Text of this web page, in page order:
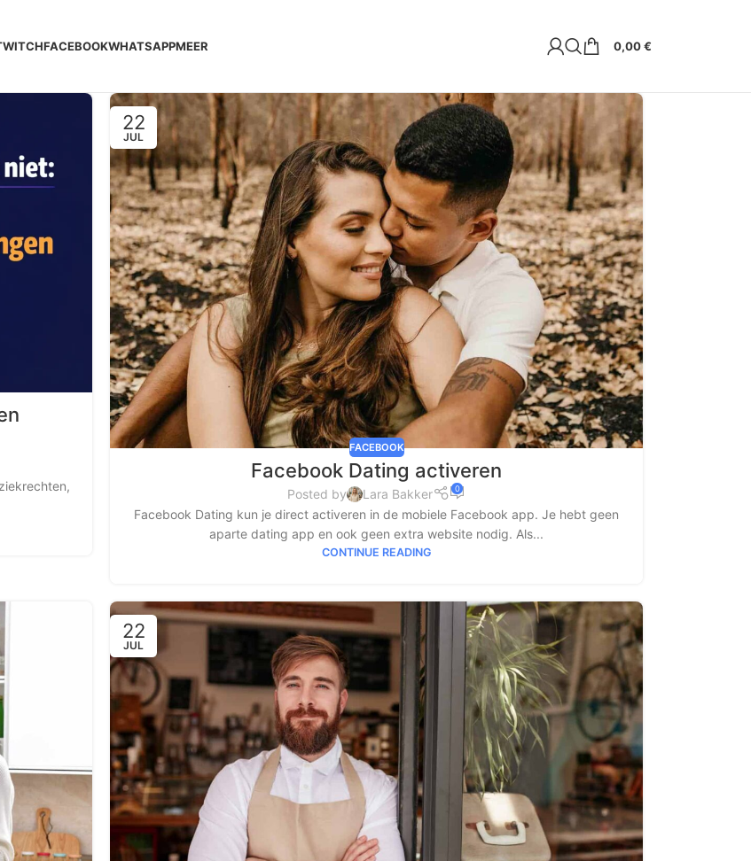
FACEBOOKWHATSAPPMEER 0,00€
22
JUL
FACEBOOK
Facebook Dating activeren
Posted by Lara Bakker 0
Facebook Dating kun je direct activeren in de mobiele Facebook app. Je hebt geen
aparte dating app en ook geen extra website nodig. Als...
CONTINUE READING
22
JUL